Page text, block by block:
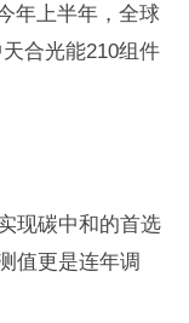
年上半年，全球
合光能210组件
现碳中和的首选
值更是连年调